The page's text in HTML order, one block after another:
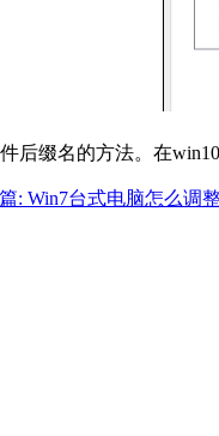
后缀名的方法。在
: Win7台式电脑怎么调